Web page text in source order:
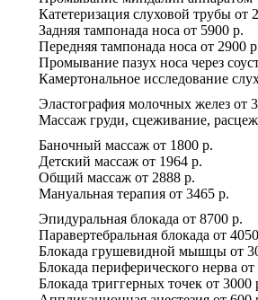
Катетеризация слуховой трубы от
Задняя тампонада носа от 5900 р.
Передняя тампонада носа от 2900
Промывание пазух носа через
Камертональное исследование
Эластография молочных желез от
Массаж груди, сцеживание,
Баночный массаж от 1800 р.
Детский массаж от 1964 р.
Общий массаж от 2888 р.
Мануальная терапия от 3465 р.
Эпидуральная блокада от 8700 р.
Паравертебральная блокада от
Блокада грушевидной мышцы от
Блокада периферического нерва от
Блокада триггерных точек от 3000